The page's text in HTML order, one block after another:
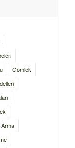
Gömlek
Arma